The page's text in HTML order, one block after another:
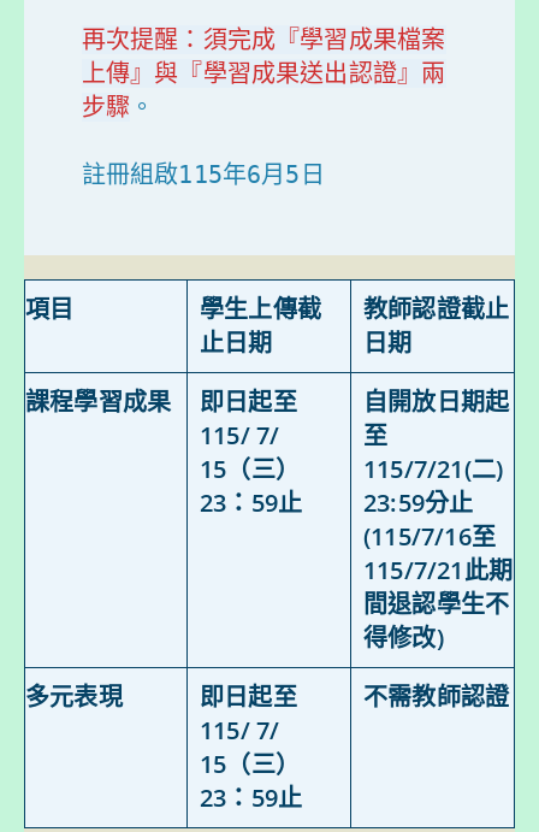
再次提醒：須完成『學習成果檔案
上傳』與『學習成果送出認證』兩
步驟 。
註冊組啟115年6月5日
項目
學生上傳截
止日期
教師認證截止
日期
課程學習成果
即日起至
115/ 7/
15（三）
23：59止
自開放日期起
至
115/7/21(二)
23:59分止
(115/7/16至
115/7/21此期
間退認學生不
得修改)
多元表現
即日起至
115/ 7/
15（三）
23：59止
不需教師認證